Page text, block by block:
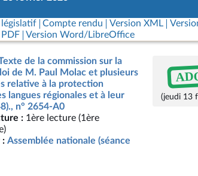
législatif Compte rendu Version XML
Version Word/LibreOffice
de la commission sur la
de M. Paul Molac et plusieurs
relative à la protection
langues régionales et à leur
n° 2654-A0
: 1ère lecture (1ère
: Assemblée nationale (séance
(jeudi 13